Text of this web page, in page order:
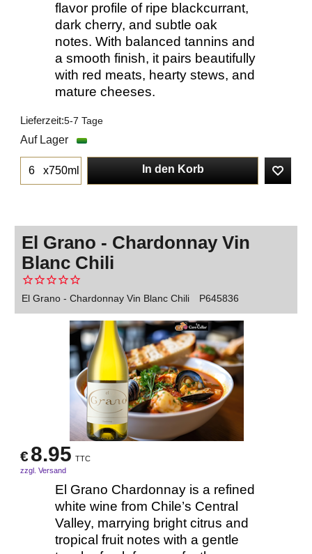
flavor profile of ripe blackcurrant,
dark cherry, and subtle oak
notes. With balanced tannins and
a smooth finish, it pairs beautifully
with red meats, hearty stews, and
mature cheeses.
Lieferzeit:5-7 Tage
Auf Lager
x750ml In den Korb
El Grano - Chardonnay Vin
Blanc Chili
El Grano - Chardonnay Vin Blanc Chili P645836
€8.95 TTC
zzgl. Versand
El Grano Chardonnay is a refined
white wine from Chile’s Central
Valley, marrying bright citrus and
tropical fruit notes with a gentle